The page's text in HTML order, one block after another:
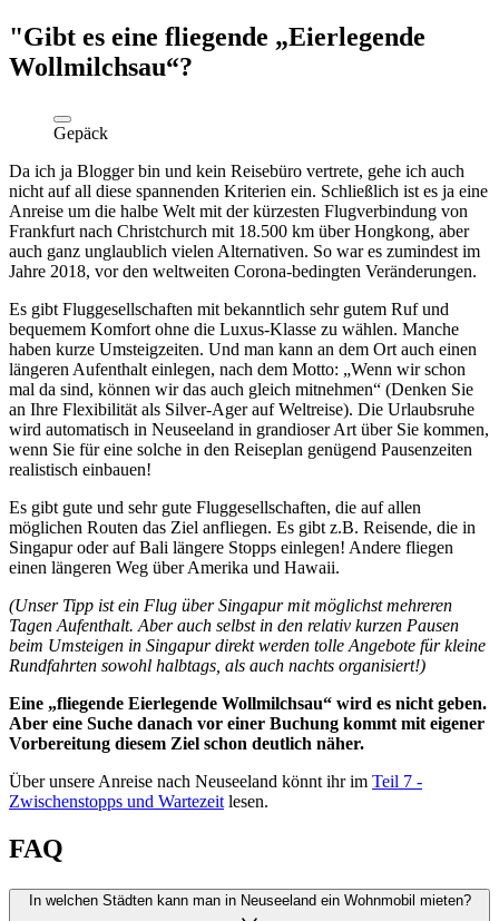
"Gibt es eine fliegende „Eierlegende
Wollmilchsau“?
Gepäck
Da ich ja Blogger bin und kein Reisebüro vertrete, gehe ich auch
nicht auf all diese spannenden Kriterien ein. Schließlich ist es ja eine
Anreise um die halbe Welt mit der kürzesten Flugverbindung von
Frankfurt nach Christchurch mit 18.500 km über Hongkong, aber
auch ganz unglaublich vielen Alternativen. So war es zumindest im
Jahre 2018, vor den weltweiten Corona-bedingten Veränderungen.
Es gibt Fluggesellschaften mit bekanntlich sehr gutem Ruf und
bequemem Komfort ohne die Luxus-Klasse zu wählen. Manche
haben kurze Umsteigzeiten. Und man kann an dem Ort auch einen
längeren Aufenthalt einlegen, nach dem Motto: „Wenn wir schon
mal da sind, können wir das auch gleich mitnehmen“ (Denken Sie
an Ihre Flexibilität als Silver-Ager auf Weltreise). Die Urlaubsruhe
wird automatisch in Neuseeland in grandioser Art über Sie kommen,
wenn Sie für eine solche in den Reiseplan genügend Pausenzeiten
realistisch einbauen!
Es gibt gute und sehr gute Fluggesellschaften, die auf allen
möglichen Routen das Ziel anfliegen. Es gibt z.B. Reisende, die in
Singapur oder auf Bali längere Stopps einlegen! Andere fliegen
einen längeren Weg über Amerika und Hawaii.
(Unser Tipp ist ein Flug über Singapur mit möglichst mehreren
Tagen Aufenthalt. Aber auch selbst in den relativ kurzen Pausen
beim Umsteigen in Singapur direkt werden tolle Angebote für kleine
Rundfahrten sowohl halbtags, als auch nachts organisiert!)
Eine „fliegende Eierlegende Wollmilchsau“ wird es nicht geben.
Aber eine Suche danach vor einer Buchung kommt mit eigener
Vorbereitung diesem Ziel schon deutlich näher.
Über unsere Anreise nach Neuseeland könnt ihr im Teil 7 -
Zwischenstopps und Wartezeitlesen.
FAQ
In welchen Städten kann man in Neuseeland ein Wohnmobil mieten?